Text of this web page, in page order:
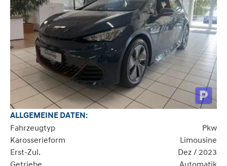
ALLGEMEINE DATEN:
Fahrzeugtyp
Pkw
Karosserieform
Limousine
Erst-Zul.
Dez / 2023